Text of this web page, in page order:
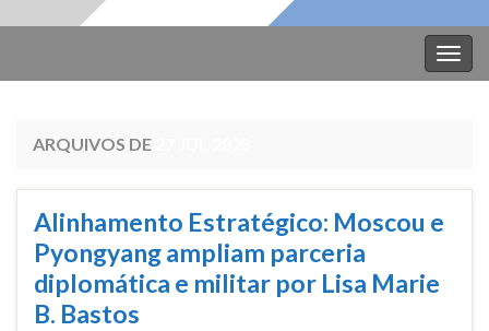
ARQUIVOS DE
Alinhamento Estratégico: Moscou e
Pyongyang ampliam parceria
diplomática e militar por Lisa Marie
B. Bastos